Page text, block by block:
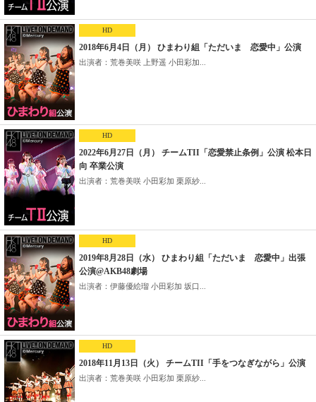
HD
2018年6月4日（月） ひまわり組「ただいま 恋愛中」公演
出演者：荒巻美咲 上野遥 小田彩加...
HD
2022年6月27日（月） チームTII「恋愛禁止条例」公演 松本日
向 卒業公演
出演者：荒巻美咲 小田彩加 栗原紗...
HD
2019年8月28日（水） ひまわり組「ただいま 恋愛中」出張
公演@AKB48劇場
出演者：伊藤優絵瑠 小田彩加 坂口...
HD
2018年11月13日（火） チームTII「手をつなぎながら」公演
出演者：荒巻美咲 小田彩加 栗原紗...